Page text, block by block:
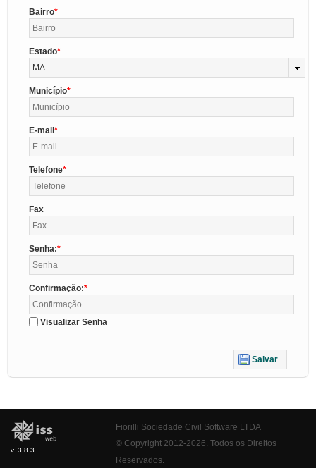
Bairro
Estado
MA
Município
E-mail
Telefone
Fax
Senha:
Confirmação:
Visualizar Senha
Salvar
v. 3.8.3
Fiorilli Sociedade Civil Software LTDA
© Copyright 2012-2026. Todos os Direitos
Reservados.